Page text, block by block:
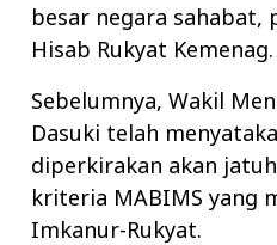
besar negara
Hisab Rukyat Kemenag.
Sebelumnya, Wakil
Dasuki telah
diperkirakan akan
kriteria MABIMS yang
Imkanur-Rukyat.